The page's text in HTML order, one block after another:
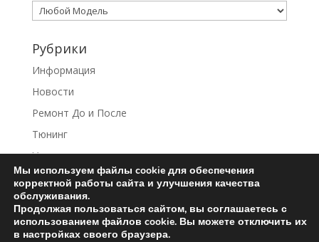
Рубрики
Информация
Новости
Ремонт До и После
Тюнинг
Услуги
Ремонт турбин
Контакты
Мы используем файлы cookie для обеспечения
корректной работы сайта и улучшения качества
обслуживания.
Продолжая пользоваться сайтом, вы соглашаетесь с
использованием файлов cookie. Вы можете отключить их
в настройках своего браузера.